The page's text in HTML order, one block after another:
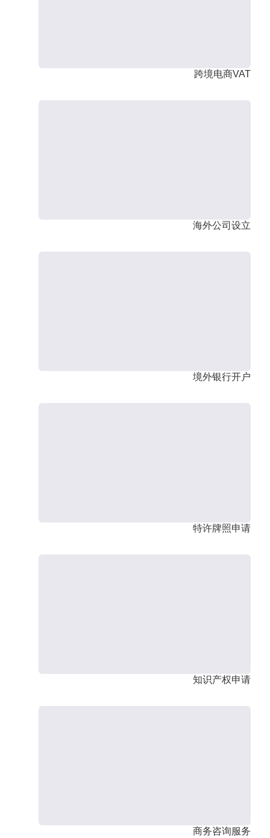
跨境电商VAT
海外公司设立
境外银行开户
特许牌照申请
知识产权申请
商务咨询服务